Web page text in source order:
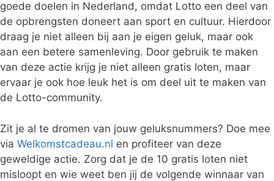
goede doelen in Nederland, omdat Lotto een deel van
de opbrengsten doneert aan sport en cultuur. Hierdoor
draag je niet alleen bij aan je eigen geluk, maar ook
aan een betere samenleving. Door gebruik te maken
van deze actie krijg je niet alleen gratis loten, maar
ervaar je ook hoe leuk het is om deel uit te maken van
de Lotto-community.
Zit je al te dromen van jouw geluksnummers? Doe mee
via Welkomstcadeau.nl en profiteer van deze
geweldige actie. Zorg dat je de 10 gratis loten niet
misloopt en wie weet ben jij de volgende winnaar van